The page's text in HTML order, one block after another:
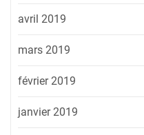
avril 2019
mars 2019
février 2019
janvier 2019